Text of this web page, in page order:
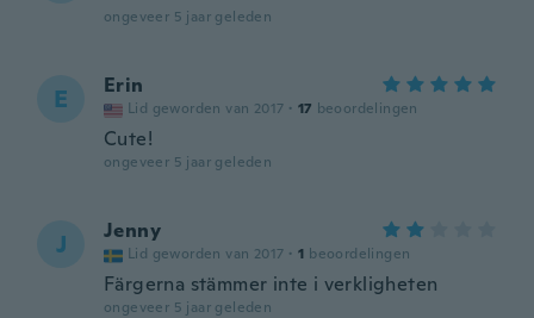
ongeveer 5 jaar geleden
E Erin
Lid geworden van 2017 · 17 beoordelingen
Cute!
ongeveer 5 jaar geleden
J Jenny
Lid geworden van 2017 · 1 beoordelingen
Färgerna stämmer inte i verkligheten
ongeveer 5 jaar geleden